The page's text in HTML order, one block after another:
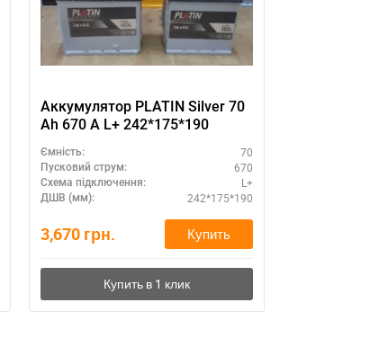
Аккумулятор PLATIN Silver 70
Ah 670 A L+ 242*175*190
Ємність: 70
Пусковий струм: 670
Схема підключення: L+
ДШВ (мм): 242*175*190
3,670 грн. Купить